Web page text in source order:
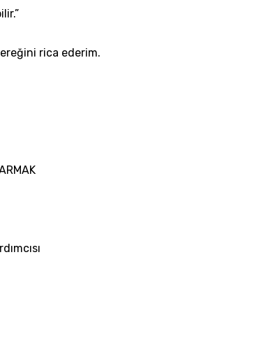
rica ederim.